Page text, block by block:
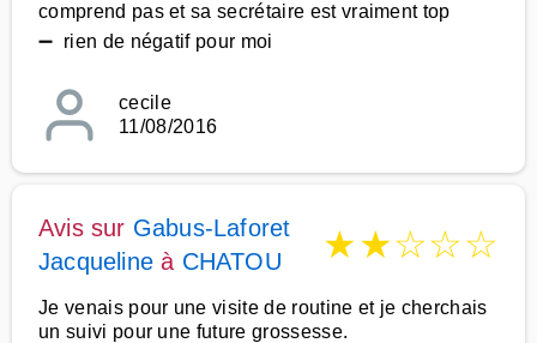
comprend pas et sa secrétaire est vraiment top
➖ rien de négatif pour moi
cecile
11/08/2016
Avis sur Gabus-Laforet
Jacqueline à CHATOU ★★☆☆☆
Je venais pour une visite de routine et je cherchais
un suivi pour une future grossesse.